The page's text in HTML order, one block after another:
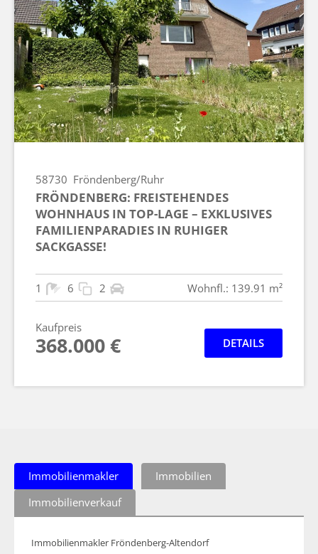
58730 Fröndenberg/Ruhr
FRÖNDENBERG: FREISTEHENDES
WOHNHAUS IN TOP-LAGE – EXKLUSIVES
FAMILIENPARADIES IN RUHIGER
SACKGASSE!
1 6 2 Wohnfl.: 139.91 m²
Kaufpreis
368.000 € DETAILS
Immobilienmakler
Immobilien
Immobilienverkauf
Immobilienmakler Fröndenberg-Altendorf